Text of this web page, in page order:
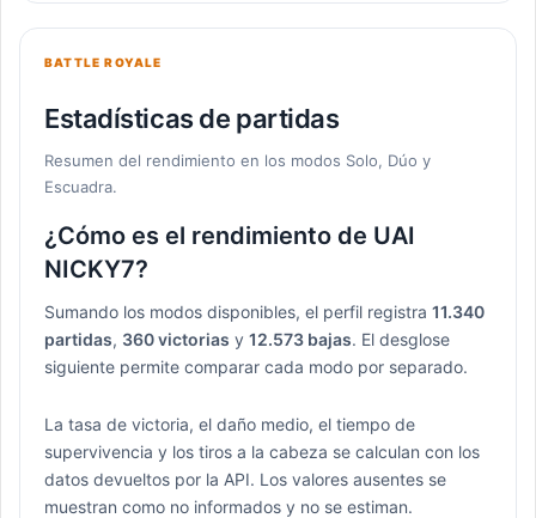
BATTLE ROYALE
Estadísticas de partidas
Resumen del rendimiento en los modos Solo, Dúo y
Escuadra.
¿Cómo es el rendimiento de UAIㅤ
NICKY7?
Sumando los modos disponibles, el perfil registra 11.340
partidas, 360 victorias y 12.573 bajas. El desglose
siguiente permite comparar cada modo por separado.
La tasa de victoria, el daño medio, el tiempo de
supervivencia y los tiros a la cabeza se calculan con los
datos devueltos por la API. Los valores ausentes se
muestran como no informados y no se estiman.